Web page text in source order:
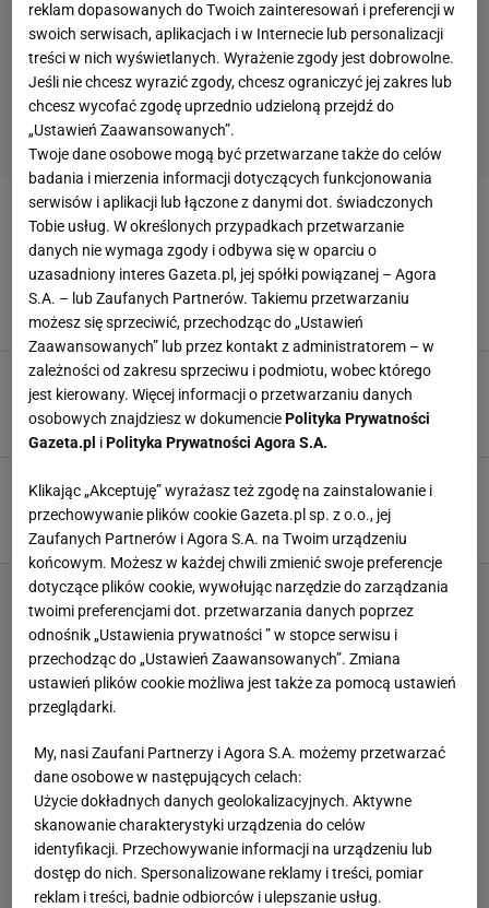
YUICHI NISHIMURA
Mundial 2014. Sędzia Wójcik: Nishimura
zasłużył na krytykę, FIFA na jeszcze większą
Łukasz Jachimiak,13 CZERWCA 2014, 17:07
Mundial 2014. Długa lista błędów sędziego
Nishimury
PM News, Łukasz Godlewski,13 CZERWCA 2014, 10:25
Mundial 2014. Jak sędzia Yuichi Nishimura
poskromił Tomasza Hajtę z Górnika Zabrze
Maciej Blaut,13 CZERWCA 2014, 09:53
reklam dopasowanych do Twoich zainteresowań i preferencji w
swoich serwisach, aplikacjach i w Internecie lub personalizacji
treści w nich wyświetlanych. Wyrażenie zgody jest dobrowolne.
Jeśli nie chcesz wyrazić zgody, chcesz ograniczyć jej zakres lub
chcesz wycofać zgodę uprzednio udzieloną przejdź do
„Ustawień Zaawansowanych”.
Twoje dane osobowe mogą być przetwarzane także do celów
badania i mierzenia informacji dotyczących funkcjonowania
serwisów i aplikacji lub łączone z danymi dot. świadczonych
Tobie usług. W określonych przypadkach przetwarzanie
danych nie wymaga zgody i odbywa się w oparciu o
uzasadniony interes Gazeta.pl, jej spółki powiązanej – Agora
S.A. – lub Zaufanych Partnerów. Takiemu przetwarzaniu
możesz się sprzeciwić, przechodząc do „Ustawień
Zaawansowanych” lub przez kontakt z administratorem – w
zależności od zakresu sprzeciwu i podmiotu, wobec którego
jest kierowany. Więcej informacji o przetwarzaniu danych
osobowych znajdziesz w dokumenciePolityka Prywatności
Gazeta.pl iPolityka Prywatności Agora S.A.
Klikając „Akceptuję” wyrażasz też zgodę na zainstalowanie i
przechowywanie plików cookie Gazeta.pl sp. z o.o., jej
Zaufanych Partnerów i Agora S.A. na Twoim urządzeniu
końcowym. Możesz w każdej chwili zmienić swoje preferencje
dotyczące plików cookie, wywołując narzędzie do zarządzania
twoimi preferencjami dot. przetwarzania danych poprzez
odnośnik „Ustawienia prywatności ” w stopce serwisu i
przechodząc do „Ustawień Zaawansowanych”. Zmiana
ustawień plików cookie możliwa jest także za pomocą ustawień
przeglądarki.
My, nasi Zaufani Partnerzy i Agora S.A. możemy przetwarzać
dane osobowe w następujących celach:
Użycie dokładnych danych geolokalizacyjnych. Aktywne
skanowanie charakterystyki urządzenia do celów
identyfikacji. Przechowywanie informacji na urządzeniu lub
dostęp do nich. Spersonalizowane reklamy i treści, pomiar
reklam i treści, badnie odbiorców i ulepszanie usług.